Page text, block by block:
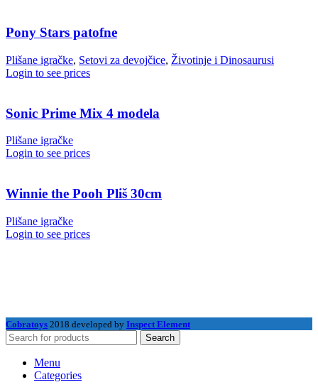
Pony Stars patofne
Plišane igračke, Setovi za devojčice, Životinje i Dinosaurusi
Login to see prices
Sonic Prime Mix 4 modela
Plišane igračke
Login to see prices
Winnie the Pooh Pliš 30cm
Plišane igračke
Login to see prices
Cobratoys 2018 developed by Inspect Element
Search
Menu
Categories